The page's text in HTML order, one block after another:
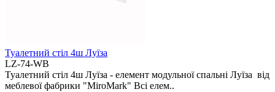
Туалетний стіл 4ш Луїза
LZ-74-WB
Туалетний стіл 4ш Луїза - елемент модульної спальні Луїза від
меблевої фабрики "MiroMark" Всі елем..